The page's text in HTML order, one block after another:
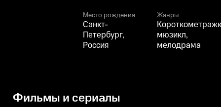
Место рождения
Санкт-
Петербург,
Россия
Жанры
мюзикл,
мелодрама
Фильмы и сериалы